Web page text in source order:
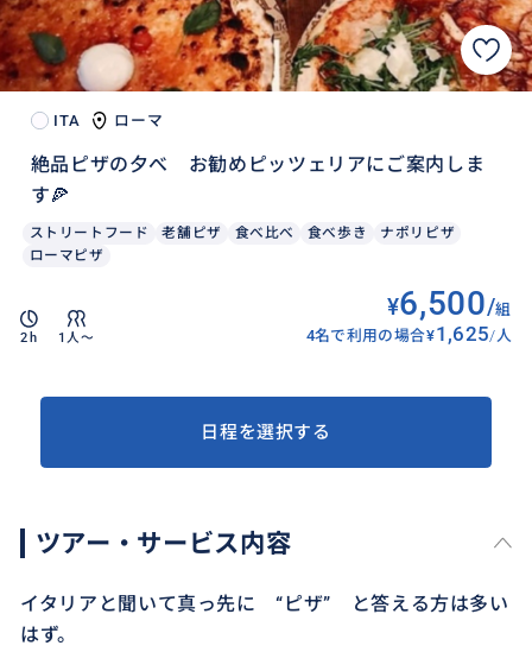
ITA ローマ
絶品ピザの夕べ お勧めピッツェリアにご案内しま
す🍕
ストリートフード 老舗ピザ 食べ比べ 食べ歩き
ナポリピザ
ローマピザ
2h 1人〜
¥6,500/組
4名で利用の場合¥1,625/人
日程を選択する
ツアー・サービス内容
イタリアと聞いて真っ先に “ピザ” と答える方は多い
はず。